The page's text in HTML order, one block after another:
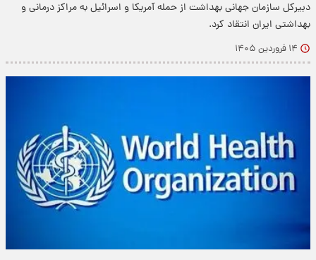
دبیرکل سازمان جهانی بهداشت از حمله آمریکا و اسرائیل به مراکز درمانی و
بهداشتی ایران انتقاد کرد.
۱۴ فروردین ۱۴۰۵